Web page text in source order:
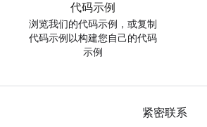
代码示例
浏览我们的代码示例，或复制
代码示例以构建您自己的代码
示例
紧密联系